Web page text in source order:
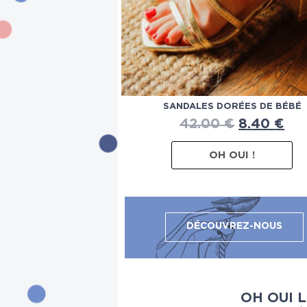
SANDALES DORÉES DE BÉBÉ
42.00€ 8.40 €
OH OUI !
DÉCOUVREZ-NOUS
OH OUI